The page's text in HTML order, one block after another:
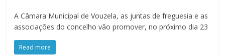
A Câmara Municipal de Vouzela, as juntas de freguesia e as
associações do concelho vão promover, no próximo dia 23
Read more